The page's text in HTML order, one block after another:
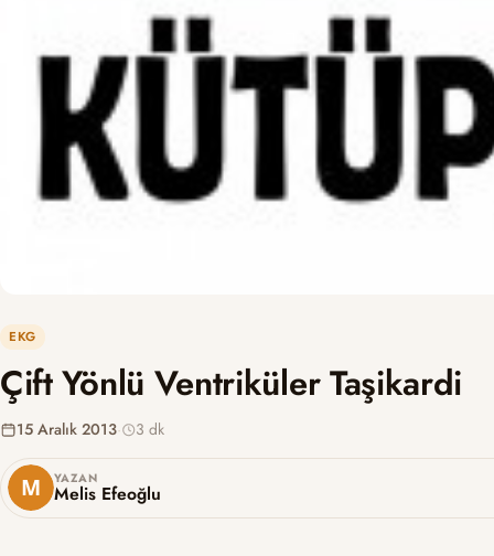
EKG
Çift Yönlü Ventriküler Taşikardi
YAZAN
Melis Efeoğlu
15 Aralık 2013· 3 dk